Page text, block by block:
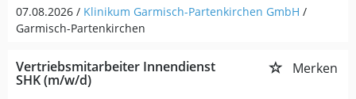
07.08.2026 / Klinikum Garmisch-Partenkirchen GmbH /
Garmisch-Partenkirchen
Vertriebsmitarbeiter Innendienst
SHK (m/w/d)
Merken